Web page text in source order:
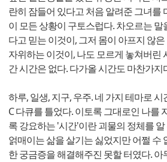
란히 잠들어 있다고 처음 알려준 그녀를
이 모든 상황이 구토스럽다. 차오르는
다고 믿는 이것이, 그저 몸이 아프지 않
자위하는 이것이, 나도 모르게 놓쳐버린
간 시간은 없다. 다가올 시간도 마찬가지
하루, 일생, 지구, 우주. 네 가지 테마로
C 다큐를 틀었다. 이토록 그대로인 나를
록 강요하는 '시간'이란 괴물의 정체를
얽매이는 삶을 살기는 싫었지만 어쩔 수
한 궁금증을 해결해주진 못할 터였다. 아